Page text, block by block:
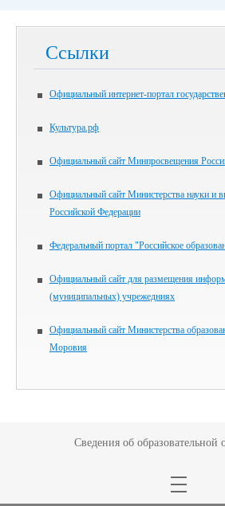
Ссылки
Официальный интернет-портал
Культура.рф
Официальный сайт Минпросвещения
Официальный сайт Министерства науки и
Российской Федерации
Федеральный портал "Российское
Официальный сайт для размещения
(муниципальных) учрежедниях
Официальный сайт Министерства
Моровия
Сведения об образовательной